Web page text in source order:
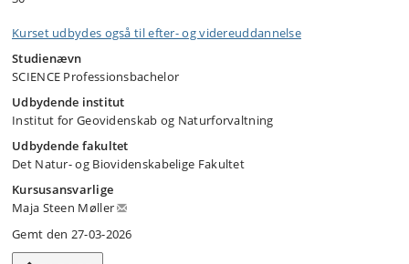
Kurset udbydes også til efter- og videreuddannelse
Studienævn
SCIENCE Professionsbachelor
Udbydende institut
Institut for Geovidenskab og Naturforvaltning
Udbydende fakultet
Det Natur- og Biovidenskabelige Fakultet
Kursusansvarlige
Maja Steen Møller
Gemt den 27-03-2026